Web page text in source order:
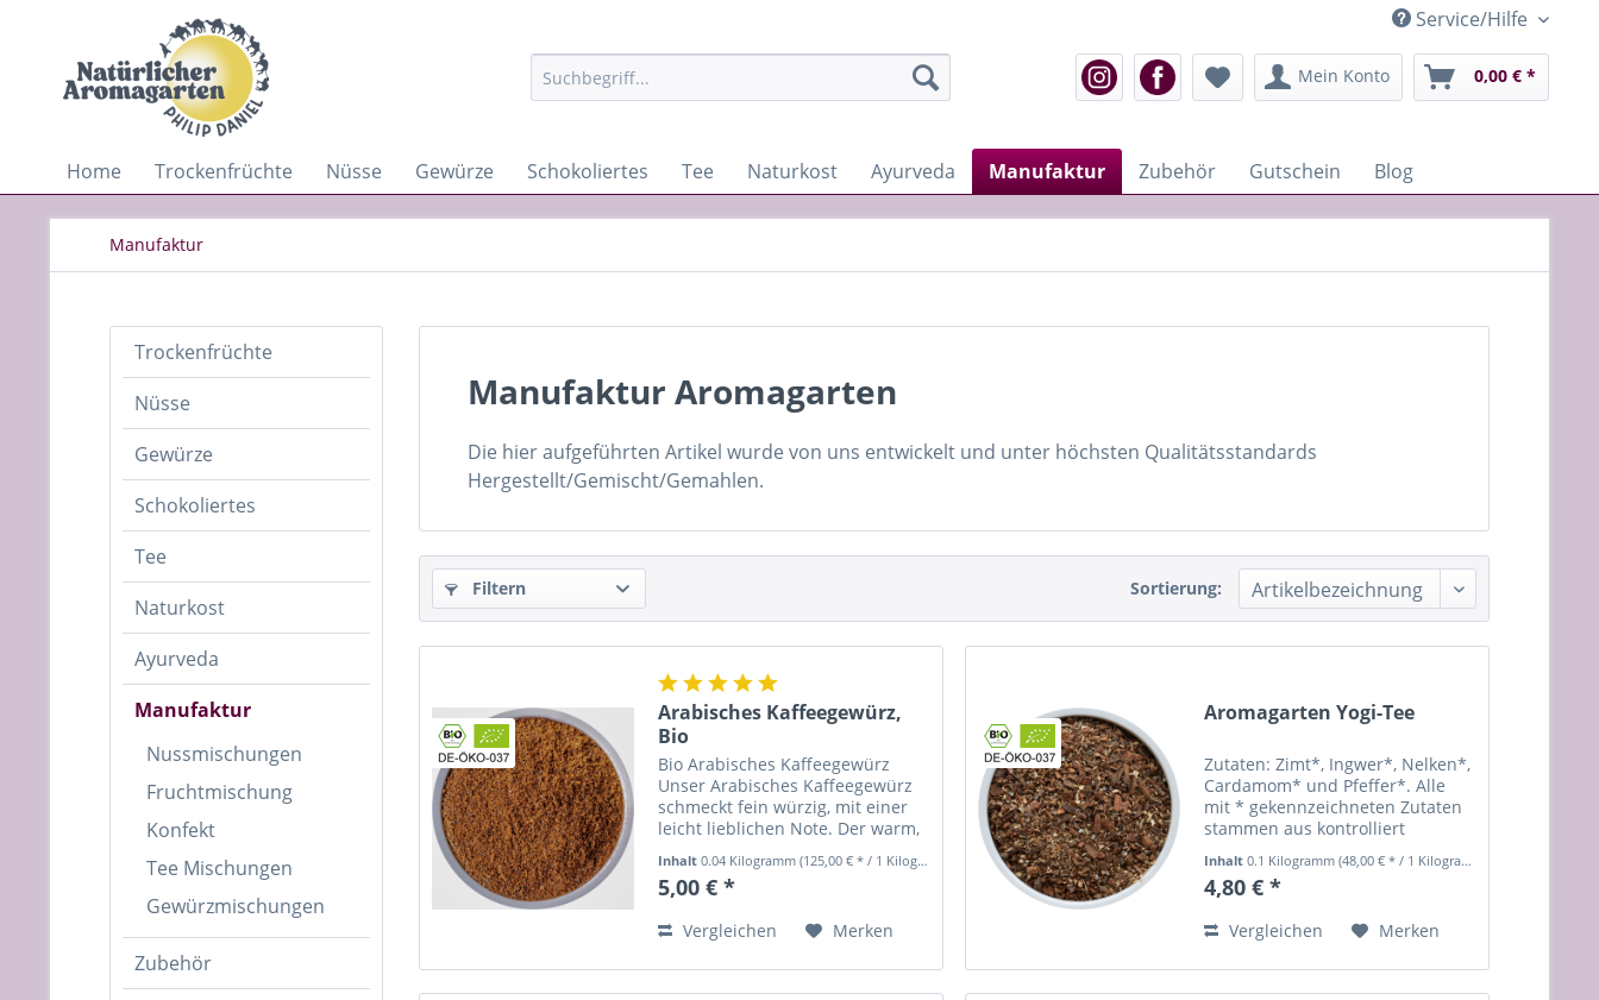
Service/Hilfe
Mein Konto 0,00 € *
Home Trockenfrüchte Nüsse Gewürze Schokoliertes Tee Naturkost Ayurveda Manufaktur Zubehör Gutschein Blog
Manufaktur
Trockenfrüchte
Nüsse
Gewürze
Schokoliertes
Tee
Naturkost
Ayurveda
Manufaktur
Nussmischungen
Fruchtmischung
Konfekt
Tee Mischungen
Gewürzmischungen
Zubehör
Manufaktur Aromagarten
Die hier aufgeführten Artikel wurde von uns entwickelt und unter höchsten Qualitätsstandards
Hergestellt/Gemischt/Gemahlen.
Filtern Sortierung:
Arabisches Kaffeegewürz,
Bio
Bio Arabisches Kaffeegewürz
Unser Arabisches Kaffeegewürz
schmeckt fein würzig, mit einer
leicht lieblichen Note. Der warm,
von Vanille entführt in die Welt
von 1001 Nacht. Die typischen
Inhalt0.04 Kilogramm(125,00 € * / 1 Kilogramm)
5,00 € *
Vergleichen Merken
Aromagarten Yogi-Tee
Zutaten: Zimt*, Ingwer*, Nelken*,
Cardamom* und Pfeffer*. Alle
mit * gekennzeichneten Zutaten
stammen aus kontrolliert
Zubereitung: 1 Tl auf einen Liter
Wasser, ca. 10 min. köcheln, nach
Inhalt0.1 Kilogramm(48,00 € * / 1 Kilogramm)
4,80 € *
Vergleichen Merken